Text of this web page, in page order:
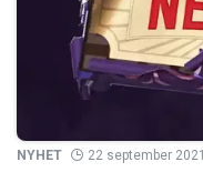
NYHET 22 september 2021